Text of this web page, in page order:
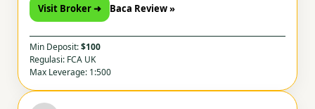
Visit Broker ➜ Baca Review »
Min Deposit:$100
Regulasi: FCA UK
Max Leverage: 1:500